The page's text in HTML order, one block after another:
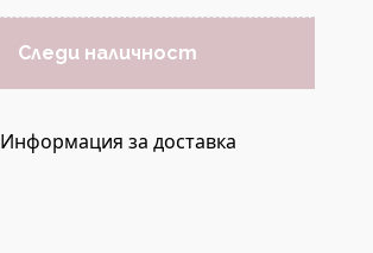
Следи наличност
Информация за доставка